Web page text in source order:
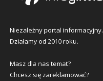
Niezależny portal informacyjny.
Działamy od 2010 roku.
Masz dla nas temat?
Chcesz się zareklamować?